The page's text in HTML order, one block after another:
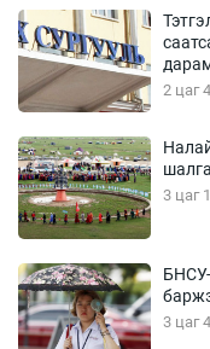
2 цаг
3 цаг
3 цаг